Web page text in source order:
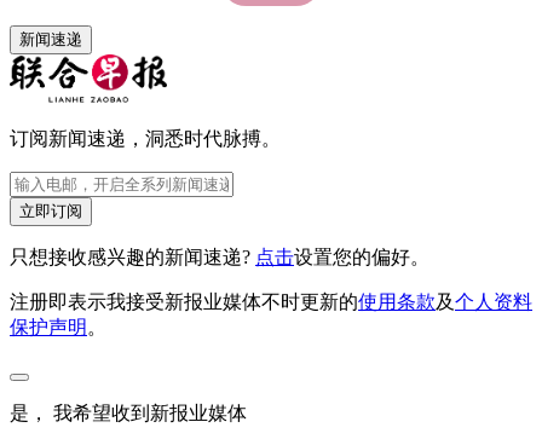
新闻速递
订阅新闻速递，洞悉时代脉搏。
立即订阅
只想接收感兴趣的新闻速递? 点击设置您的偏好。
注册即表示我接受新报业媒体不时更新的使用条款及个人资料
保护声明 。
是， 我希望收到新报业媒体